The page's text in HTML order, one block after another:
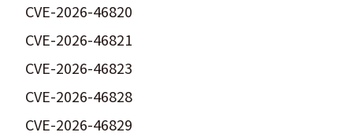
CVE-2026-46820
CVE-2026-46821
CVE-2026-46823
CVE-2026-46828
CVE-2026-46829